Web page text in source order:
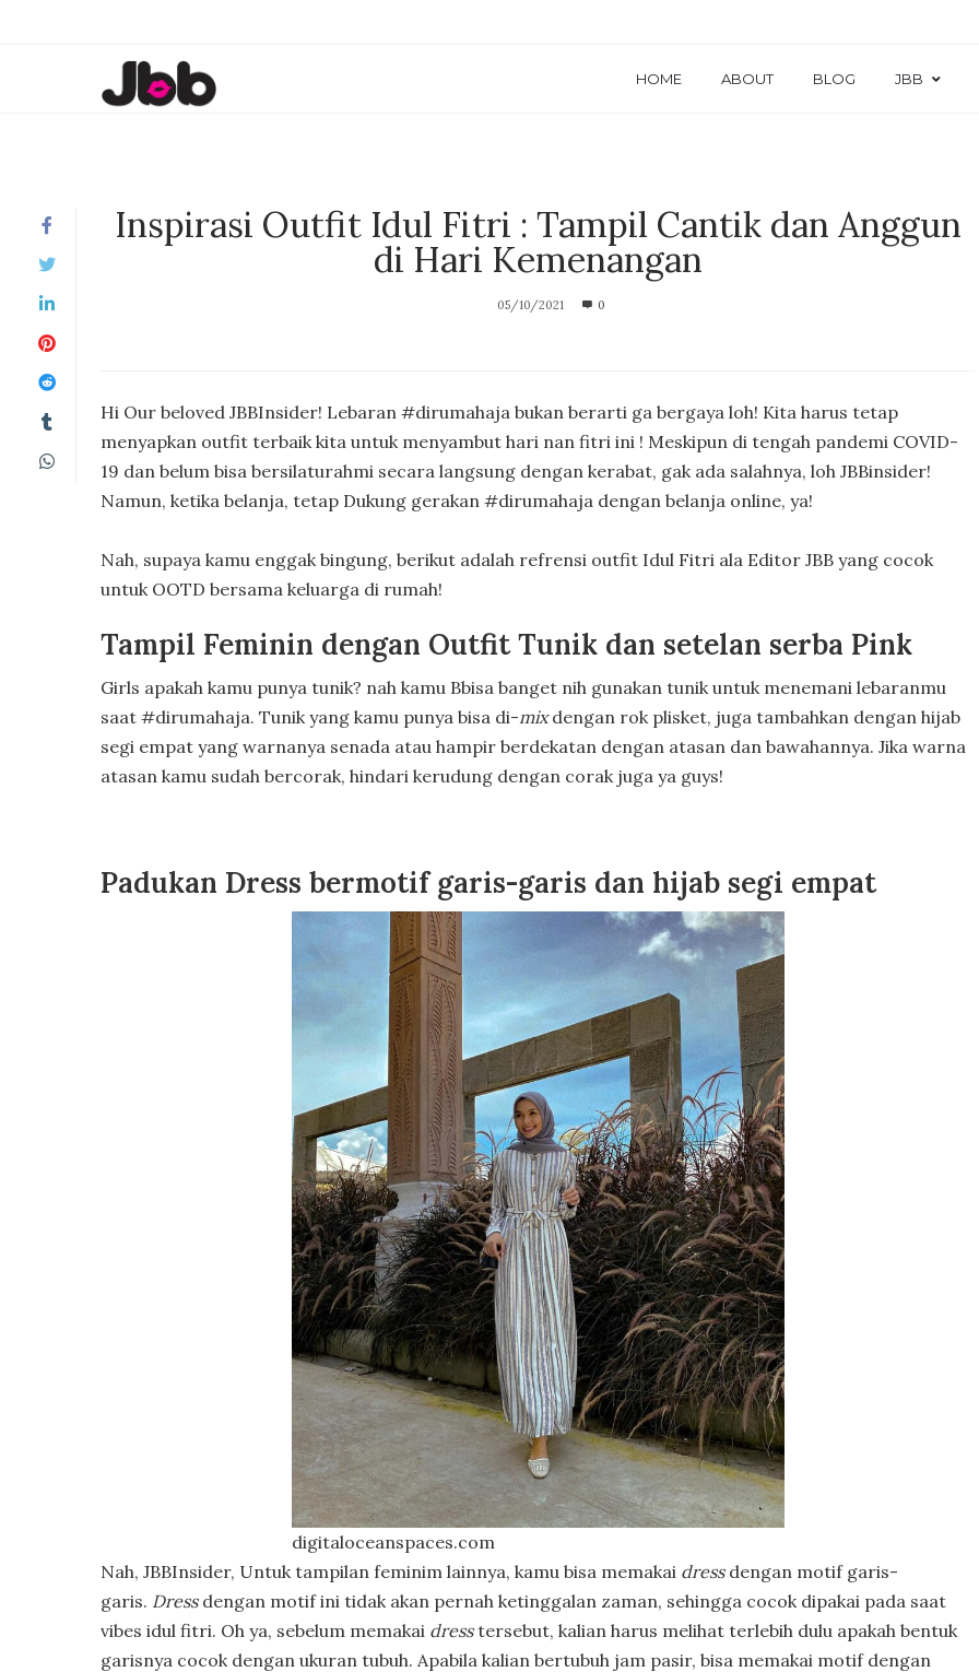
HOME ABOUT BLOG JBB
Inspirasi Outfit Idul Fitri : Tampil Cantik dan Anggun
di Hari Kemenangan
05/10/2021 0
Hi Our beloved JBBInsider! Lebaran #dirumahaja bukan berarti ga bergaya loh! Kita harus tetap
menyapkan outfit terbaik kita untuk menyambut hari nan fitri ini ! Meskipun di tengah pandemi COVID-
19 dan belum bisa bersilaturahmi secara langsung dengan kerabat, gak ada salahnya, loh JBBinsider!
Namun, ketika belanja, tetap Dukung gerakan #dirumahaja dengan belanja online, ya!
Nah, supaya kamu enggak bingung, berikut adalah refrensi outfit Idul Fitri ala Editor JBB yang cocok
untuk OOTD bersama keluarga di rumah!
Tampil Feminin dengan Outfit Tunik dan setelan serba Pink
Girls apakah kamu punya tunik? nah kamu Bbisa banget nih gunakan tunik untuk menemani lebaranmu
saat #dirumahaja. Tunik yang kamu punya bisa di-mixdengan rok plisket, juga tambahkan dengan hijab
segi empat yang warnanya senada atau hampir berdekatan dengan atasan dan bawahannya. Jika warna
atasan kamu sudah bercorak, hindari kerudung dengan corak juga ya guys!
Padukan Dress bermotif garis-garis dan hijab segi empat
digitaloceanspaces.com
Nah, JBBInsider, Untuk tampilan feminim lainnya, kamu bisa memakai dressdengan motif garis-
garis. Dressdengan motif ini tidak akan pernah ketinggalan zaman, sehingga cocok dipakai pada saat
vibes idul fitri. Oh ya, sebelum memakai dresstersebut, kalian harus melihat terlebih dulu apakah bentuk
garisnya cocok dengan ukuran tubuh. Apabila kalian bertubuh jam pasir, bisa memakai motif dengan